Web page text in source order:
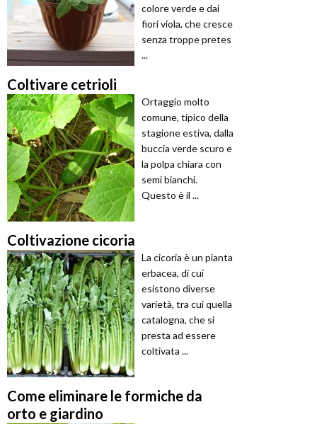
colore verde e dai
fiori viola, che cresce
senza troppe pretes
...
Coltivare cetrioli
Ortaggio molto
comune, tipico della
stagione estiva, dalla
buccia verde scuro e
la polpa chiara con
semi bianchi.
Questo è il ...
Coltivazione cicoria
La cicoria è un pianta
erbacea, di cui
esistono diverse
varietà, tra cui quella
catalogna, che si
presta ad essere
coltivata ...
Come eliminare le formiche da
orto e giardino